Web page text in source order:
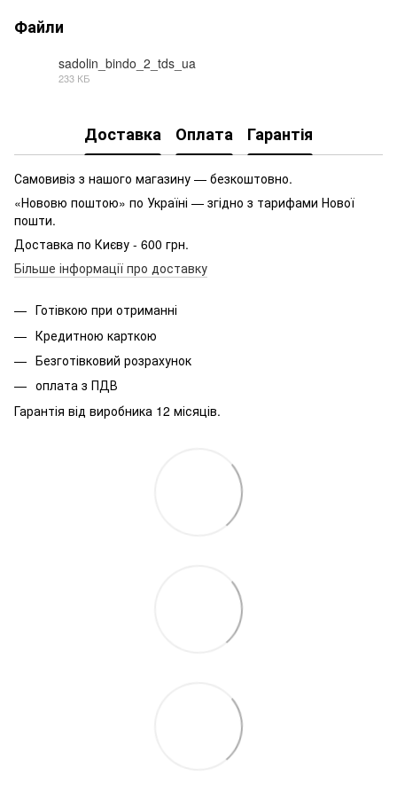
Файли
sadolin_bindo_2_tds_ua
233 КБ
Доставка Оплата Гарантія
Самовивіз з нашого магазину — безкоштовно.
«Нововю поштою» по Україні — згідно з тарифами Нової
пошти.
Доставка по Києву - 600 грн.
Більше інформації про доставку
Готівкою при отриманні
Кредитною карткою
Безготівковий розрахунок
оплата з ПДВ
Гарантія від виробника 12 місяців.